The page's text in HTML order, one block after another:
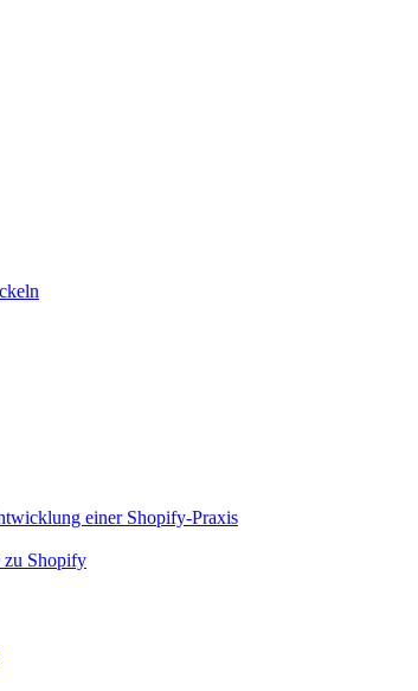
einer Shopify-Praxis
zu Shopify